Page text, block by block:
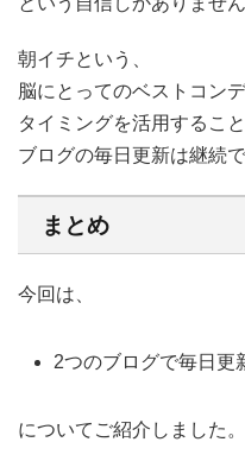
朝イチという、
脳にとってのベストコン
タイミングを活用すること
ブログの毎日更新は継続
まとめ
今回は、
2つのブログで毎日更
についてご紹介しました。